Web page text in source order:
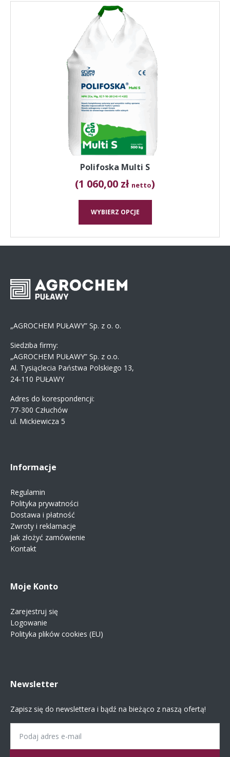
Polifoska Multi S
(1 060,00 zł netto)
WYBIERZ OPCJE
Ten
produkt
ma
wiele
wariantów.
można
wybrać
na
stronie
„AGROCHEM PUŁAWY” Sp. z o. o.
Siedziba firmy:
„AGROCHEM PUŁAWY” Sp. z o.o.
Al. Tysiąclecia Państwa Polskiego 13,
24-110 PUŁAWY
Adres do korespondencji:
77-300 Człuchów
ul. Mickiewicza 5
Informacje
Regulamin
Polityka prywatności
Dostawa i płatność
Zwroty i reklamacje
Jak złożyć zamówienie
Kontakt
Moje Konto
Zarejestruj się
Logowanie
Polityka plików cookies (EU)
Newsletter
Zapisz się do newslettera i bądź na bieżąco z naszą ofertą!